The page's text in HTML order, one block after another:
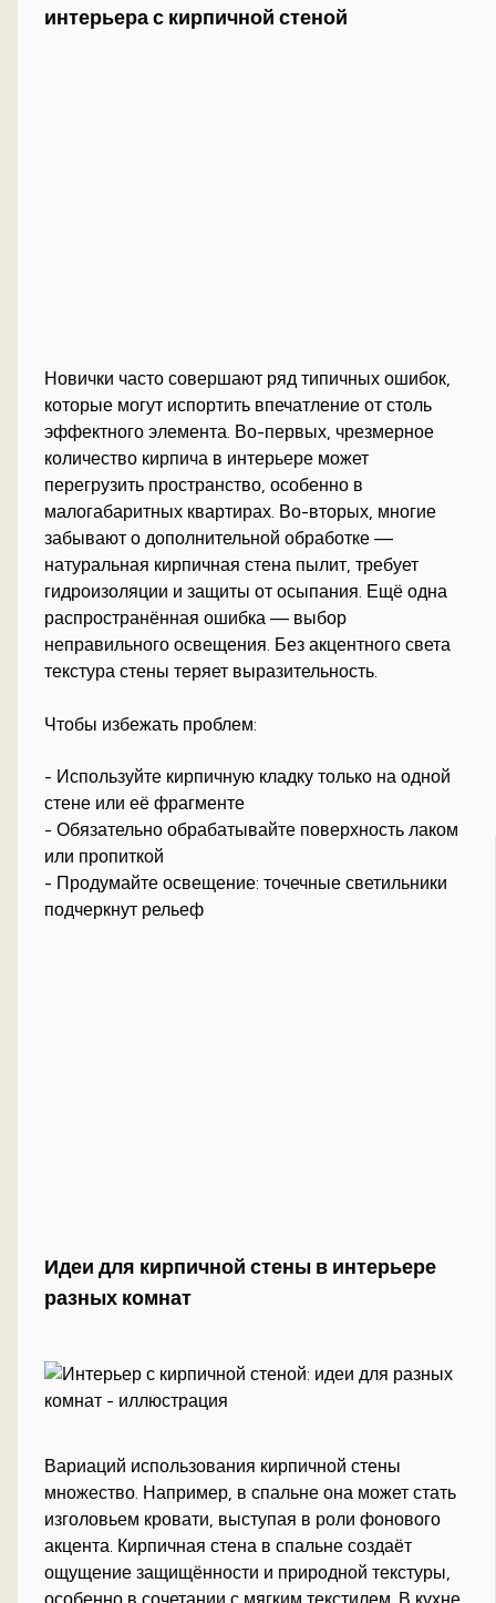
интерьера с кирпичной стеной
Новички часто совершают ряд типичных ошибок,
которые могут испортить впечатление от столь
эффектного элемента. Во-первых, чрезмерное
количество кирпича в интерьере может
перегрузить пространство, особенно в
малогабаритных квартирах. Во-вторых, многие
забывают о дополнительной обработке —
натуральная кирпичная стена пылит, требует
гидроизоляции и защиты от осыпания. Ещё одна
распространённая ошибка — выбор
неправильного освещения. Без акцентного света
текстура стены теряет выразительность.
Чтобы избежать проблем:
- Используйте кирпичную кладку только на одной
стене или её фрагменте
- Обязательно обрабатывайте поверхность лаком
или пропиткой
- Продумайте освещение: точечные светильники
подчеркнут рельеф
Идеи для кирпичной стены в интерьере
разных комнат
Вариаций использования кирпичной стены
множество. Например, в спальне она может стать
изголовьем кровати, выступая в роли фонового
акцента. Кирпичная стена в спальне создаёт
ощущение защищённости и природной текстуры,
особенно в сочетании с мягким текстилем. В кухне